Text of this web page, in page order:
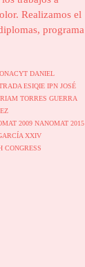
Realizamos el
programa
DANIEL
ESIQIE IPN JOSÉ
TORRES GUERRA
2009 NANOMAT 2015
XXIV
CONGRESS